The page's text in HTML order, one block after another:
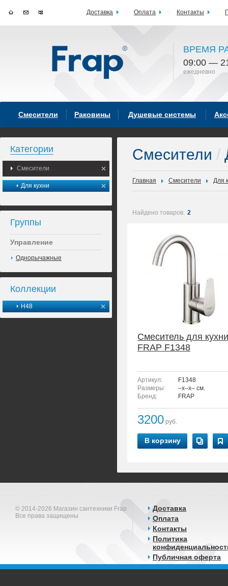
ВРЕМЯ
09:00 —
ежедневно
Смесители Раковины Душевые системы
Категории
Смесители
Для кухни
Группы
Управление
Однорычажные
Коллекции
H48
Смесители /
Главная Смесители Для
Найдено товаров: 2
Смеситель для кухни
FRAP F1348
Артикул:
F1348
Размеры:
–x–x– см.
Бренд:
FRAP
3200 руб.
В корзину
© 2014-2026 Магазин сантехники Frap
Все права защищены
Доставка
Оплата
Контакты
Политика
Публичная оферта
Доставка Оплата Контакты